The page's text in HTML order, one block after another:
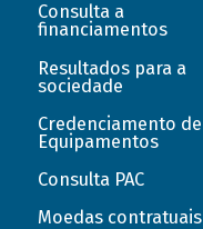
Consulta a
financiamentos
Resultados para a
sociedade
Credenciamento de
Equipamentos
Consulta PAC
Moedas contratuais